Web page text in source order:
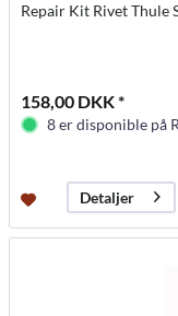
Repair Kit Rivet Thule
158,00 DKK *
8 er disponible på
Detaljer